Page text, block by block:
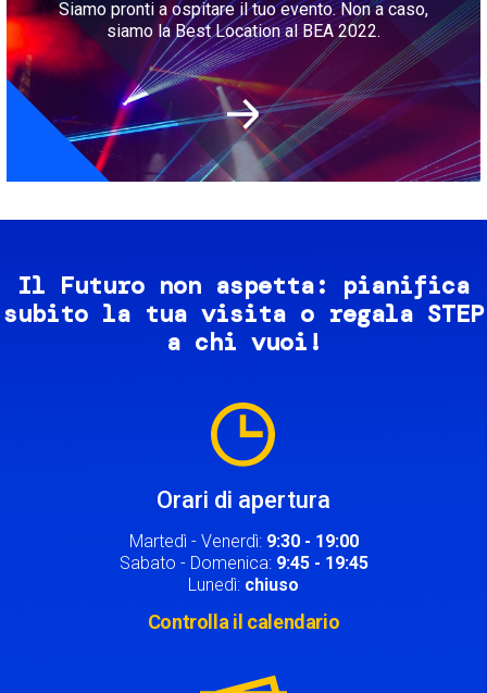
Siamo pronti a ospitare il tuo evento. Non a caso,
siamo la Best Location al BEA 2022.
Il Futuro non aspetta: pianifica
subito la tua visita o regala STEP
a chi vuoi!
Orari di apertura
Martedì - Venerdì: 9:30 - 19:00
Sabato - Domenica: 9:45 - 19:45
Lunedì: chiuso
Controlla il calendario